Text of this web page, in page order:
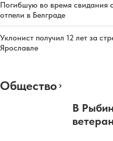
Погибшую во время свидания
отпели в Белграде
Уклонист получил 12 лет за
Ярославле
Общество
В